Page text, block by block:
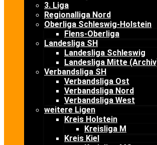
3. Liga
Regionalliga Nord
Oberliga Schleswig-Holstein
Flens-Oberliga
Landesliga SH
Landesliga Schleswig
Landesliga Mitte
Verbandsliga SH
Verbandsliga Ost
Verbandsliga Nord
Verbandsliga West
weitere Ligen
Kreis Holstein
Kreisliga M
Kreis Kiel